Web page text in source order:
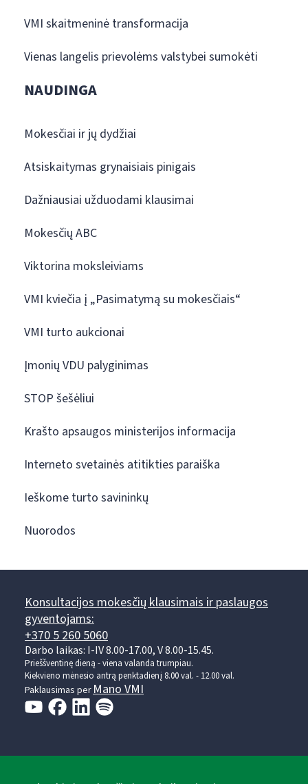
VMI skaitmeninė transformacija
Vienas langelis prievolėms valstybei sumokėti
NAUDINGA
Mokesčiai ir jų dydžiai
Atsiskaitymas grynaisiais pinigais
Dažniausiai užduodami klausimai
Mokesčių ABC
Viktorina moksleiviams
VMI kviečia į „Pasimatymą su mokesčiais“
VMI turto aukcionai
Įmonių VDU palyginimas
STOP šešėliui
Krašto apsaugos ministerijos informacija
Interneto svetainės atitikties paraiška
Ieškome turto savininkų
Nuorodos
Konsultacijos mokesčių klausimais ir paslaugos
gyventojams:
+370 5 260 5060
Darbo laikas: I-IV 8.00-17.00, V 8.00-15.45.
Prieššventinę dieną - viena valanda trumpiau.
Kiekvieno mėnesio antrą penktadienį 8.00 val. - 12.00 val.
Paklausimas perMano VMI